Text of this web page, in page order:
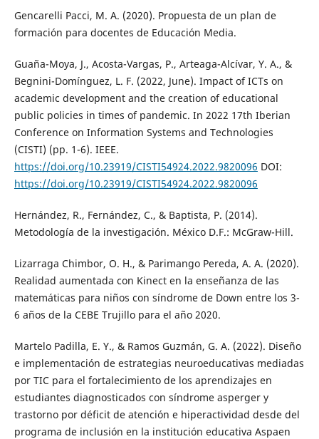
Gencarelli Pacci, M. A. (2020). Propuesta de un plan de
formación para docentes de Educación Media.
Guaña-Moya, J., Acosta-Vargas, P., Arteaga-Alcívar, Y. A., &
Begnini-Domínguez, L. F. (2022, June). Impact of ICTs on
academic development and the creation of educational
public policies in times of pandemic. In 2022 17th Iberian
Conference on Information Systems and Technologies
(CISTI) (pp. 1-6). IEEE.
https://doi.org/10.23919/CISTI54924.2022.9820096 DOI:
https://doi.org/10.23919/CISTI54924.2022.9820096
Hernández, R., Fernández, C., & Baptista, P. (2014).
Metodología de la investigación. México D.F.: McGraw-Hill.
Lizarraga Chimbor, O. H., & Parimango Pereda, A. A. (2020).
Realidad aumentada con Kinect en la enseñanza de las
matemáticas para niños con síndrome de Down entre los 3-
6 años de la CEBE Trujillo para el año 2020.
Martelo Padilla, E. Y., & Ramos Guzmán, G. A. (2022). Diseño
e implementación de estrategias neuroeducativas mediadas
por TIC para el fortalecimiento de los aprendizajes en
estudiantes diagnosticados con síndrome asperger y
trastorno por déficit de atención e hiperactividad desde del
programa de inclusión en la institución educativa Aspaen